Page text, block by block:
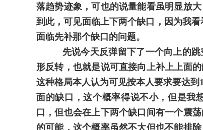
落趋势迹象，可也的说量能看虽明显放
到此，可见面临上下两个缺口，因为我
面临先补那个缺口的问题。
先说今天反弹留下了一个向上的
形反转，也就是说可直接向上补上上面
这种格局本人认为可见按本人要求要达
面的缺口，这个概率得说不小，但是我
口，但也会在上下两个缺口间有一个震
的可能，这个概率虽然不大但也不能排